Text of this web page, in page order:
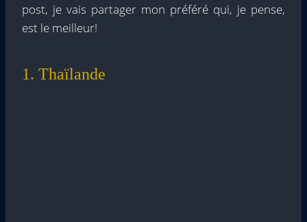
post, je vais partager mon préféré qui, je pense,
est le meilleur!
1. Thaïlande